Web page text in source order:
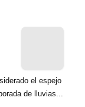
el espejo
de lluvias...